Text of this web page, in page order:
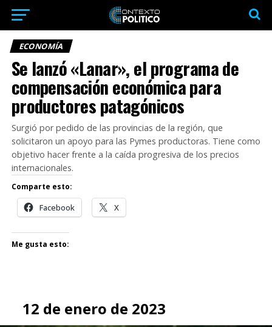
ECONOMÍA
Se lanzó «Lanar», el programa de
compensación económica para
productores patagónicos
Surgió por pedido de las provincias de la región, que
solicitaron un apoyo para las Pymes productoras. Tiene como
objetivo hacer frente a la caída progresiva de los precios
internacionales.
Comparte esto:
Facebook X
Me gusta esto:
12 de enero de 2023